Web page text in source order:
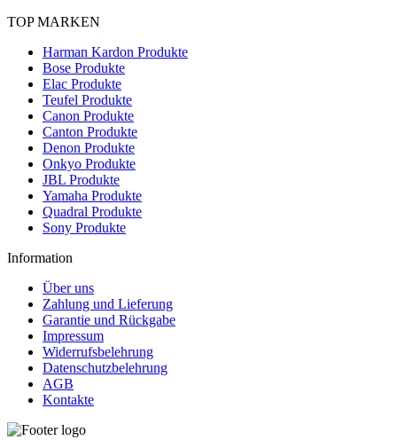
TOP MARKEN
Harman Kardon Produkte
Bose Produkte
Elac Produkte
Teufel Produkte
Canon Produkte
Canton Produkte
Denon Produkte
Onkyo Produkte
JBL Produkte
Yamaha Produkte
Quadral Produkte
Sony Produkte
Information
Über uns
Zahlung und Lieferung
Garantie und Rückgabe
Impressum
Widerrufsbelehrung
Datenschutzbelehrung
AGB
Kontakte